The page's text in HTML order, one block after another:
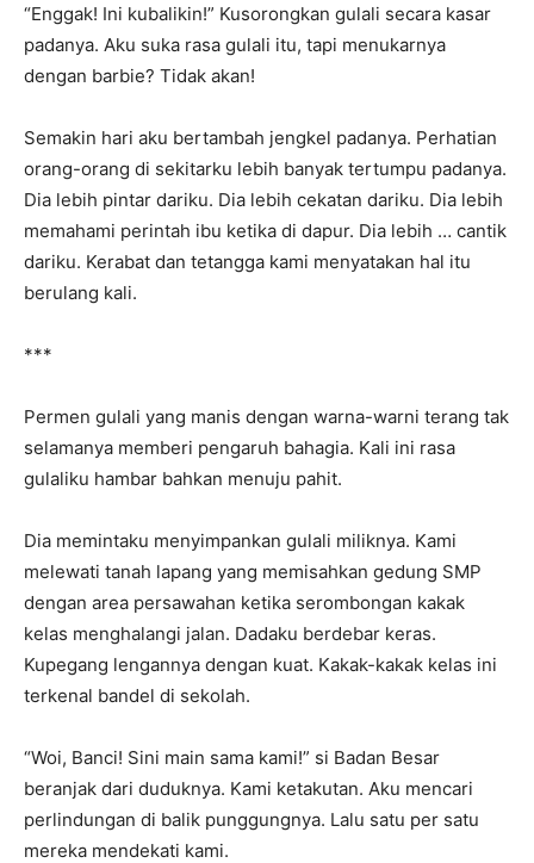
“Enggak! Ini kubalikin!” Kusorongkan gulali secara kasar
padanya. Aku suka rasa gulali itu, tapi menukarnya
dengan barbie? Tidak akan!
Semakin hari aku bertambah jengkel padanya. Perhatian
orang-orang di sekitarku lebih banyak tertumpu padanya.
Dia lebih pintar dariku. Dia lebih cekatan dariku. Dia lebih
memahami perintah ibu ketika di dapur. Dia lebih … cantik
dariku. Kerabat dan tetangga kami menyatakan hal itu
berulang kali.
***
Permen gulali yang manis dengan warna-warni terang tak
selamanya memberi pengaruh bahagia. Kali ini rasa
gulaliku hambar bahkan menuju pahit.
Dia memintaku menyimpankan gulali miliknya. Kami
melewati tanah lapang yang memisahkan gedung SMP
dengan area persawahan ketika serombongan kakak
kelas menghalangi jalan. Dadaku berdebar keras.
Kupegang lengannya dengan kuat. Kakak-kakak kelas ini
terkenal bandel di sekolah.
“Woi, Banci! Sini main sama kami!” si Badan Besar
beranjak dari duduknya. Kami ketakutan. Aku mencari
perlindungan di balik punggungnya. Lalu satu per satu
mereka mendekati kami.